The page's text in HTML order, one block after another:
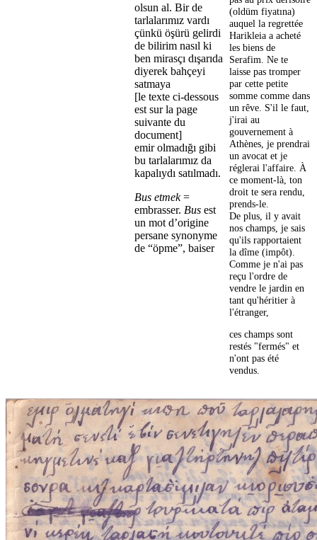
olsun al. Bir de
tarlalarımız vardı
çünkü öşürü gelirdi
de bilirim nasıl ki
ben mirasçı dışarıda
diyerek bahçeyi
satmaya
[le texte ci-dessous
est sur la page
suivante du
document]
emir olmadığı gibi
bu tarlalarımız da
kapalıydı satılmadı.
Bus etmek=
embrasser. Bus est
un mot d’origine
persane synonyme
de “öpme”, baiser
(oldüm fiyatına)
auquel la regrettée
Harikleia a acheté
les biens de
Serafim. Ne te
laisse pas tromper
par cette petite
somme comme dans
un rêve. S'il le faut,
j'irai au
gouvernement à
Athènes, je prendrai
un avocat et je
réglerai l'affaire. À
ce moment-là, ton
droit te sera rendu,
prends-le.
De plus, il y avait
nos champs, je sais
qu'ils rapportaient
la dîme (impôt).
Comme je n'ai pas
reçu l'ordre de
vendre le jardin en
tant qu'héritier à
l'étranger,
ces champs sont
restés "fermés" et
n'ont pas été
vendus.